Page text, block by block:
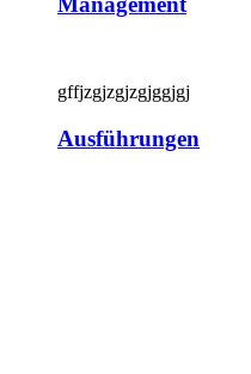
gffjzgjzgjzgjggjgj
Ausführungen